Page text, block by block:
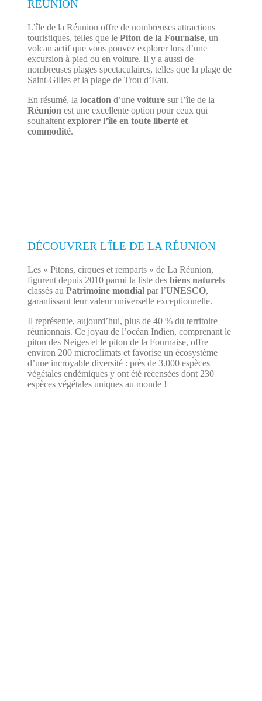
RÉUNION
L’île de la Réunion offre de nombreuses attractions
touristiques, telles que le Piton de la Fournaise, un
volcan actif que vous pouvez explorer lors d’une
excursion à pied ou en voiture. Il y a aussi de
nombreuses plages spectaculaires, telles que la plage de
Saint-Gilles et la plage de Trou d’Eau.
En résumé, la location d’unevoituresur l’île de la
Réunion est une excellente option pour ceux qui
souhaitent explorer l’île en toute liberté et
commodité.
DÉCOUVRER L'ÎLE DE LA RÉUNION
Les « Pitons, cirques et remparts » de La Réunion,
figurent depuis 2010 parmi la liste des biens naturels
classés au Patrimoine mondialpar l’UNESCO,
garantissant leur valeur universelle exceptionnelle.
Il représente, aujourd’hui, plus de 40 % du territoire
réunionnais. Ce joyau de l’océan Indien, comprenant le
piton des Neiges et le piton de la Fournaise, offre
environ 200 microclimats et favorise un écosystème
d’une incroyable diversité : près de 3.000 espèces
végétales endémiques y ont été recensées dont 230
espèces végétales uniques au monde !